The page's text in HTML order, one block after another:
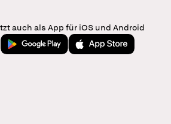
auch als App für iOS und Android
Jetzt bei Google PlayLaden im App Store